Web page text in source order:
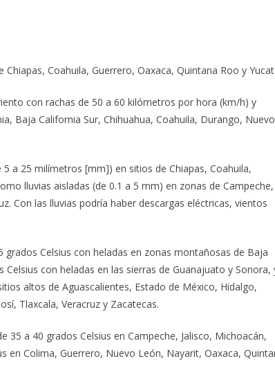
Coahuila, Guerrero, Oaxaca, Quintana Roo y
con rachas de 50 a 60 kilómetros por hora (km/h) y
Baja California Sur, Chihuahua, Coahuila, Durango, Nuevo
a 25 milímetros [mm]) en sitios de Chiapas, Coahuila,
lluvias aisladas (de 0.1 a 5 mm) en zonas de Campeche,
Con las lluvias podría haber descargas eléctricas, vientos
Celsius con heladas en zonas montañosas de Baja
con heladas en las sierras de Guanajuato y Sonora,
altos de Aguascalientes, Estado de México, Hidalgo,
Tlaxcala, Veracruz y Zacatecas.
a 40 grados Celsius en Campeche, Jalisco, Michoacán,
en Colima, Guerrero, Nuevo León, Nayarit, Oaxaca,